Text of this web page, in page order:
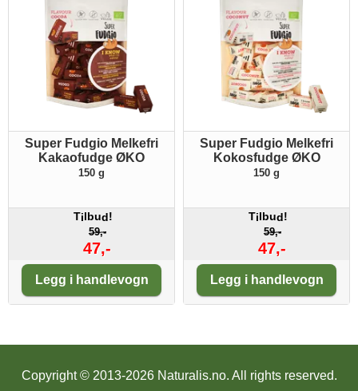
Super Fudgio Melkefri
Kakaofudge ØKO
150 g
Tilbud!
59,-
47,-
Legg i handlevogn
Super Fudgio Melkefri
Kokosfudge ØKO
150 g
Tilbud!
59,-
47,-
Legg i handlevogn
Copyright © 2013-2026 Naturalis.no. All rights reserved.